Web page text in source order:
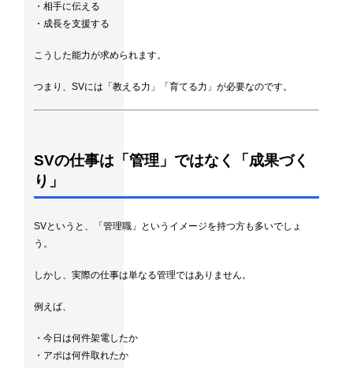
・相手に伝える
・成長を支援する
こうした能力が求められます。
つまり、SVには「教える力」「育てる力」が必要なのです。
SVの仕事は「管理」ではなく「成果づく
り」
SVというと、「管理職」というイメージを持つ方も多いでしょ
う。
しかし、実際の仕事は単なる管理ではありません。
例えば、
・今日は何件架電したか
・アポは何件取れたか